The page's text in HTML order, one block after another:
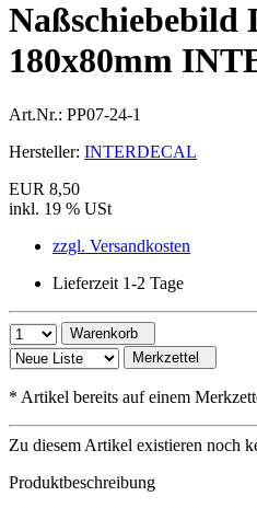
Naßschiebebild
180x80mm
Art.Nr.: PP07-24-1
Hersteller: INTERDECAL
EUR 8,50
inkl. 19 % USt
zzgl. Versandkosten
Lieferzeit 1-2 Tage
Warenkorb
Merkzettel
* Artikel bereits auf einem
Zu diesem Artikel existieren noch
Produktbeschreibung